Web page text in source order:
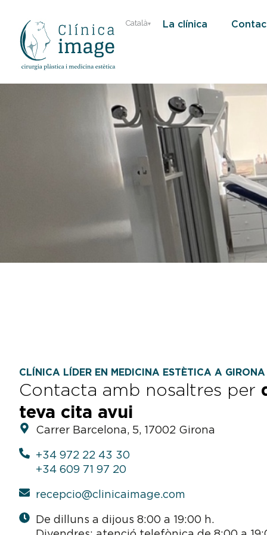
contingut
Català La clínica
CLÍNICA LÍDER EN MEDICINA ESTÈTICA A GIRONA
Contacta amb nosaltres per
teva cita avui
Carrer Barcelona, 5, 17002 Girona
+34 972 22 43 30
+34 609 71 97 20
recepcio@clinicaimage.com
De dilluns a dijous 8:00 a 19:00 h.